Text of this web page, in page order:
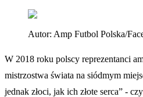
Autor: Amp Futbol Polska/
W 2018 roku polscy reprezentanci
mistrzostwa świata na siódmym
jednak złoci, jak ich złote serca” -